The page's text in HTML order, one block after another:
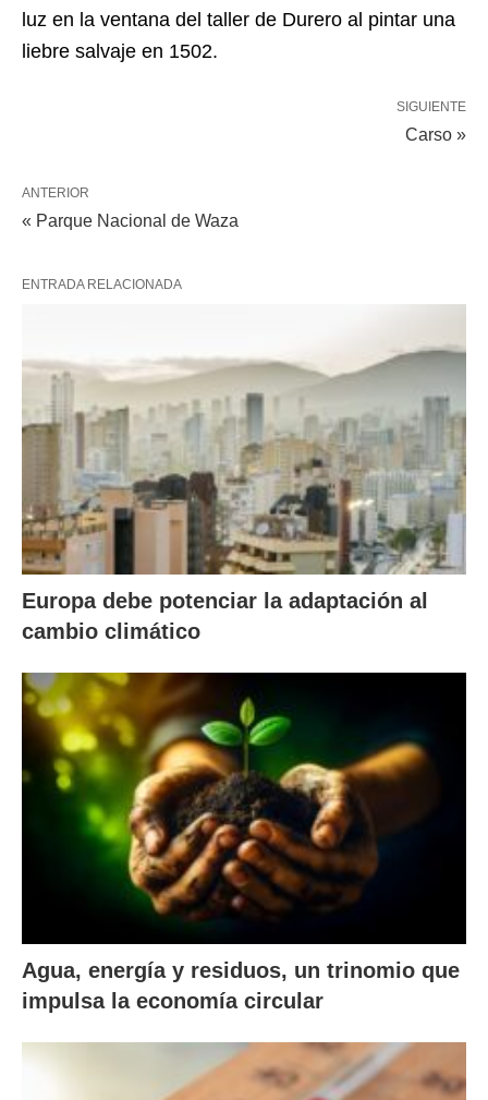
luz en la ventana del taller de Durero al pintar una
liebre salvaje en 1502.
SIGUIENTE
Carso »
ANTERIOR
« Parque Nacional de Waza
ENTRADA RELACIONADA
Europa debe potenciar la adaptación al
cambio climático
Agua, energía y residuos, un trinomio que
impulsa la economía circular